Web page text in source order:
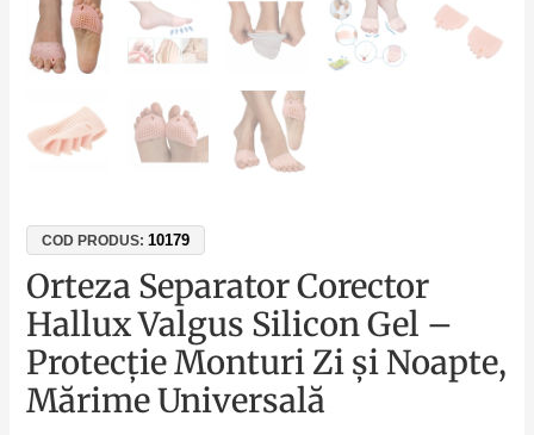
COD PRODUS:10179
Orteza Separator Corector
Hallux Valgus Silicon Gel –
Protecție Monturi Zi și Noapte,
Mărime Universală